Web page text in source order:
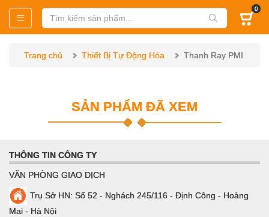
0
Trang chủ Thiết Bị Tự Động Hóa Thanh Ray PMI
SẢN PHẨM ĐÃ XEM
THÔNG TIN CÔNG TY
VĂN PHÒNG GIAO DỊCH
Trụ Sở HN: Số 52 - Nghách 245/116 - Định Công - Hoàng
Mai - Hà Nội